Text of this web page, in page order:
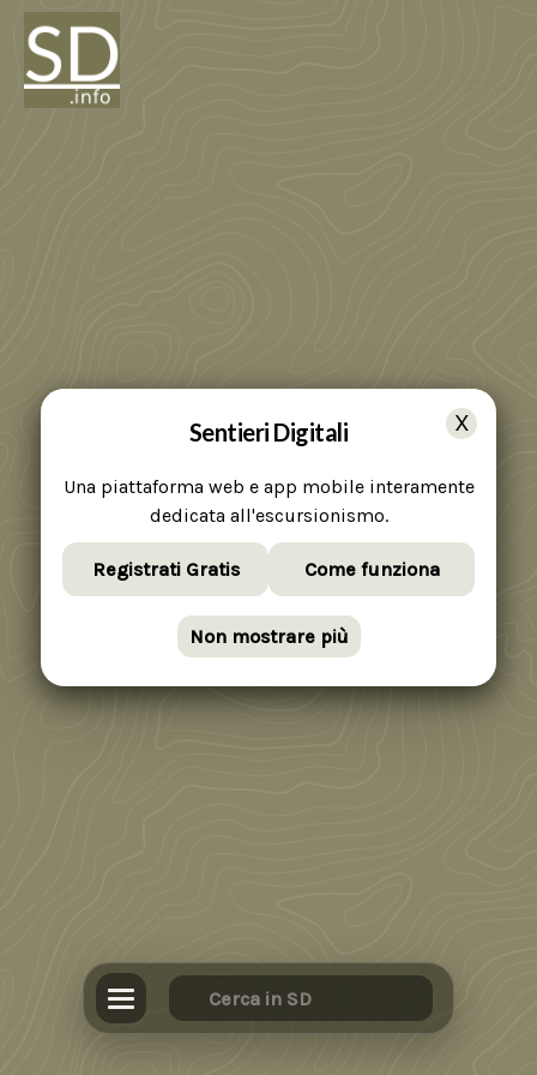
Sentieri Digitali
Una piattaforma web e app mobile interamente
dedicata all'escursionismo.
Registrati Gratis Come funziona
Non mostrare più